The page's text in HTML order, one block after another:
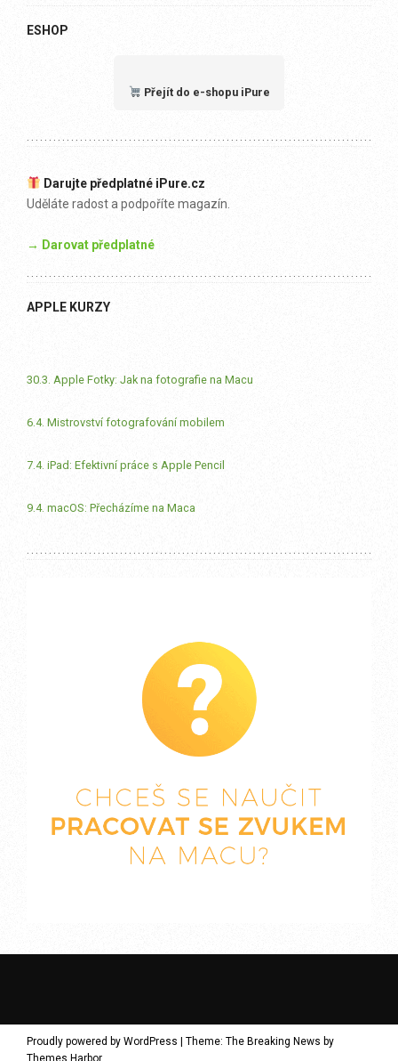
ESHOP
Přejít do e-shopu iPure
Darujte předplatné iPure.cz
Uděláte radost a podpoříte magazín.
→ Darovat předplatné
APPLE KURZY
30.3. Apple Fotky: Jak na fotografie na Macu
6.4. Mistrovství fotografování mobilem
7.4. iPad: Efektivní práce s Apple Pencil
9.4. macOS: Přecházíme na Maca
Proudly powered by WordPress | Theme: The Breaking News by
Themes Harbor.